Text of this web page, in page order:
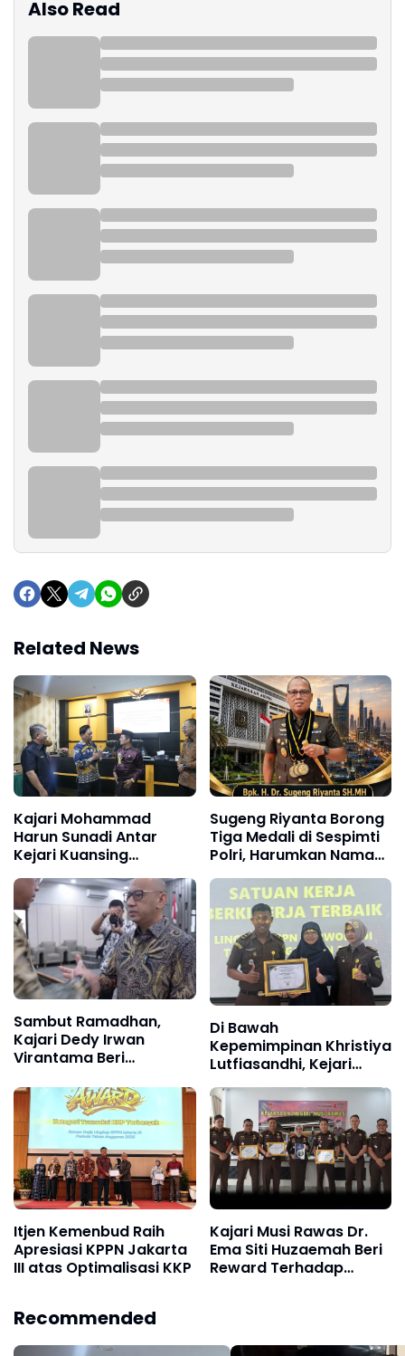
Also Read
Related News
Kajari Mohammad
Harun Sunadi Antar
Kejari Kuansing
Selamatkan Aset dan
Keuangan Negara
Rp74,97 Miliar
Sugeng Riyanta Borong
Tiga Medali di Sespimti
Polri, Harumkan Nama
Kejaksaan di Tingkat
Nasional
Sambut Ramadhan,
Kajari Dedy Irwan
Virantama Beri
Teladan Kejari
Karawang: Apresiasi
Pegawai dan
Outsourcing Terbaik
Di Bawah
Kepemimpinan Khristiya
Lutfiasandhi, Kejari
Blora Masuk Tiga
Terbaik Satker KPPN
Purwodadi"
Pengelolaan Keuangan
Terbaik"
Itjen Kemenbud Raih
Apresiasi KPPN Jakarta
III atas Optimalisasi KKP
Kajari Musi Rawas Dr.
Ema Siti Huzaemah Beri
Reward Terhadap
Recommended